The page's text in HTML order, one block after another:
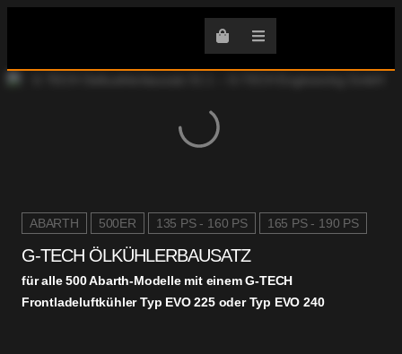
ABARTH 500ER 135 PS - 160 PS 165 PS - 190 PS
G-TECH ÖLKÜHLERBAUSATZ
für alle 500 Abarth-Modelle mit einem G-TECH
Frontladeluftkühler Typ EVO 225 oder Typ EVO 240